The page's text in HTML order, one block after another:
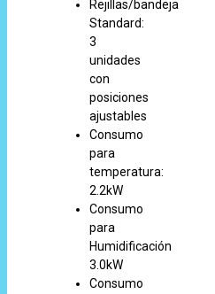
Rejillas/bandeja
Standard:
3
unidades
con
posiciones
ajustables
Consumo
para
temperatura:
2.2kW
Consumo
para
Humidificación
3.0kW
Consumo